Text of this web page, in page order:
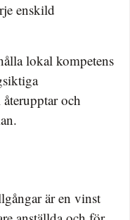
enskild
lokal kompetens
och
är en vinst